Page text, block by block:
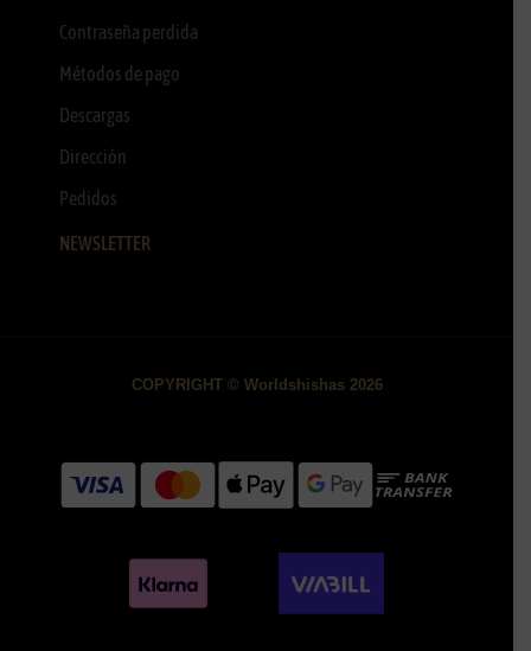
Contraseña perdida
Métodos de pago
Descargas
Dirección
Pedidos
NEWSLETTER
COPYRIGHT © Worldshishas 2026